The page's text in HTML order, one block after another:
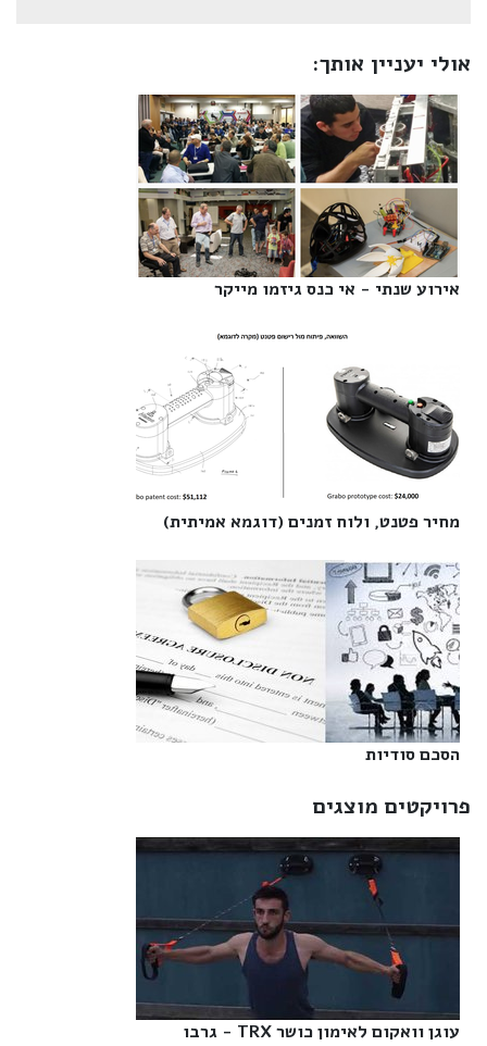
אולי יעניין אותך:
אירוע שנתי - אי כנס גיזמו מייקר‎
מחיר פטנט, ולוח זמנים (דוגמא אמיתית)‎
הסכם סודיות‎
פרויקטים מוצגים
עוגן וואקום לאימון כושר TRX - גרבו‎